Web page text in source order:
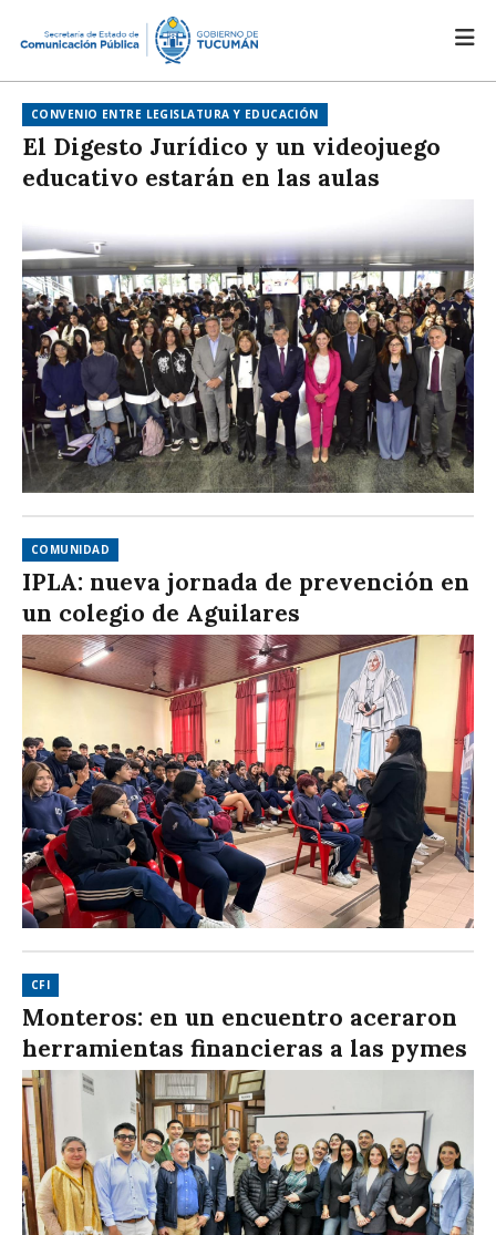
CONVENIO ENTRE LEGISLATURA Y EDUCACIÓN
El Digesto Jurídico y un videojuego
educativo estarán en las aulas
COMUNIDAD
IPLA: nueva jornada de prevención en
un colegio de Aguilares
CFI
Monteros: en un encuentro aceraron
herramientas financieras a las pymes